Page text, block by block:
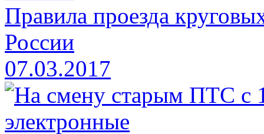
Правила проезда
России
07.03.2017